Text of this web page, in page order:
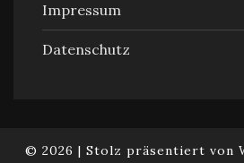
Impressum
Datenschutz
© 2026 | Stolz präsentiert von